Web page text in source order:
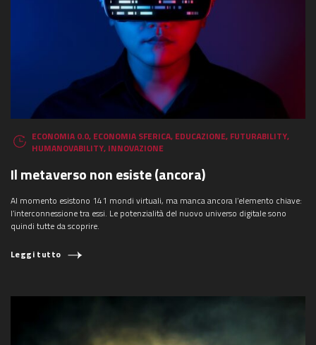
ECONOMIA 0.0, ECONOMIA SFERICA, EDUCAZIONE, FUTURABILITY,
HUMANOVABILITY, INNOVAZIONE
Il metaverso non esiste (ancora)
Al momento esistono 141 mondi virtuali, ma manca ancora l’elemento chiave:
l’interconnessione tra essi. Le potenzialità del nuovo universo digitale sono
quindi tutte da scoprire.
Leggi tutto